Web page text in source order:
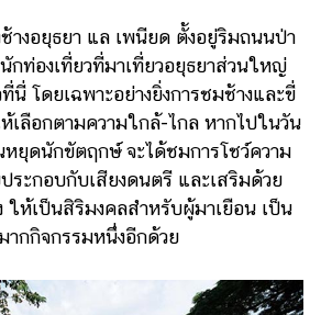
อยุธยา แล เพนียด ตั้งอยู่ริมถนนป่า
ท่องเที่ยวที่มาเที่ยวอยุธยาส่วนใหญ่
นี่ โดยเฉพาะอย่างยิ่งการชมช้างและขี่
ห้เลือกตามความใกล้-ไกล หากไปในวัน
หยุดนักขัตฤกษ์ จะได้ชมการโชว์ความ
ระกอบกับเสียงดนตรี และเสริมด้วย
ให้เป็นสิริมงคลสำหรับผู้มาเยือน เป็น
กกิจกรรมหนึ่งอีกด้วย